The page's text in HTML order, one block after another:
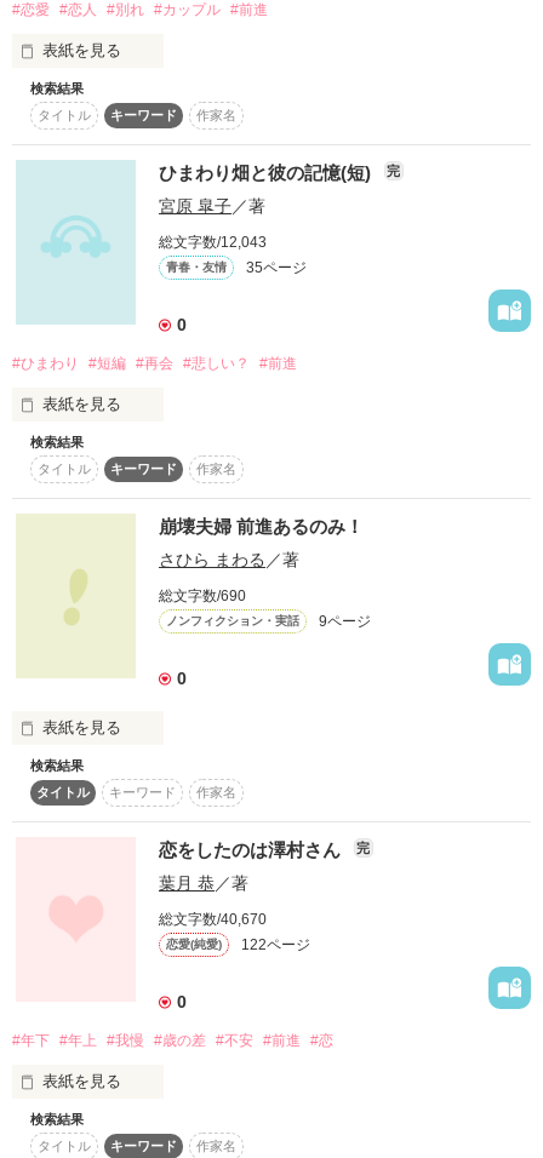
#恋愛 #恋人 #別れ #カップル #前進
表紙を見る
彼は来ないけど、
検索結果
タイトル
キーワード 作家名
ひまわり畑と彼の記憶(短) 完
宮原 皐子／著
総文字数/12,043
青春・友情 35ページ
0
#ひまわり #短編 #再会 #悲しい？ #前進
表紙を見る
もう振り返らないよ
ちゃんと前見て歩いていくよ
RyU様
2011.02.23
作品を読む
検索結果
タイトル
キーワード 作家名
崩壊夫婦 前進あるのみ！
さひら まわる ／著
総文字数/690
ノンフィクション・実話 9ページ
0
表紙を見る
タイトル通りの崩壊夫婦の行き着く先は？
作品を読む
検索結果
タイトル
キーワード 作家名
恋をしたのは澤村さん 完
葉月 恭 ／著
総文字数/40,670
恋愛(純愛) 122ページ
0
#年下 #年上 #我慢 #歳の差 #不安 #前進 #恋
表紙を見る
今あたしの目の前にいるのは…
検索結果
タイトル
キーワード 作家名